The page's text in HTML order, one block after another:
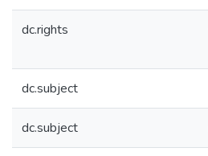
dc.rights
dc.subject
dc.subject